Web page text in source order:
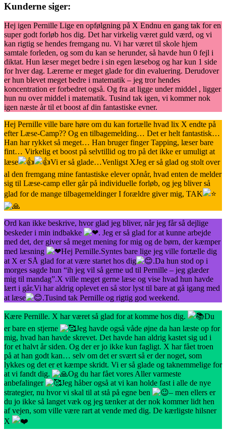
Kunderne siger:
Hej igen Pernille Lige en opfølgning på X Endnu en gang tak for en
super godt forløb hos dig. Det har virkelig været guld værd, og vi
kan rigtig se hendes fremgang nu. Vi har været til skole hjem
samtale forleden, og som du kan se herunder, så havde hun 0 fejl i
diktat. Hun læser meget bedre i sin egen læsebog og har kun 1 side
for hver dag. Lærerne er meget glade for din evaluering. Derudover
er hun blevet meget bedre i matematik – jeg tror hendes
koncentration er forbedret også. Og fra at ligge under middel , ligger
hun nu over middel i matematik. Tusind tak igen, vi kommer nok
igen næste år til et boost af din fantastiske evner.
Hej Pernille ville bare høre om du kan fortælle hvad lix X endte på
efter Læse-Camp?? Og en tilbagemelding… Det er helt fantastisk…
Han har rykket så meget… Han bruger finger Tapping, læser bare
fint… Virkelig et boost på selvtillid og tro på det ikke er umuligt at
læse
Vi er så glade…Venligst XJeg er så glad og stolt over
al den fremgang mine fantastiske elever opnår, hvad enten de melder
sig til Læse-camp eller går på individuelle forløb, og jeg bliver så
glad for de mange tilbagemeldinger I forældre giver mig, TAK
Ord kan ikke beskrive, hvor glad jeg bliver, når jeg får så dejlige
beskeder i min indbakke
. Jeg er så glad for at kunne arbejde
med det, der giver så meget mening for mig og de børn, der kæmper
med læsning
Hej Pernille.Syntes bare lige jeg ville fortælle dig
at X er SÅ glad for at være startet hos dig
.Da hun stod op i
morges sagde hun “ih jeg vil så gerne ud til Pernille – jeg glæder
mig til mandag”.X ville meget gerne læse og vise hvad hun havde
lært i går.Vi har aldrig oplevet en så stor lyst til bare at gå igang med
at læse
.Tusind tak Pernille og rigtig god weekend.
Kære Pernille. X har været så glad for at komme hos dig.
Du
er bare en stjerne
Jeg havde også våde øjne da han læste op for
mig, hvad han havde skrevet. Det havde han aldrig kastet sig ud i
for et halvt år siden. Og der er jo ikke kun fagligt. X har fået troen
på at han godt kan… selv om det er svært så er der noget, som
lykkes og det er et kæmpe skridt. Vi er så glade og taknemmelige for
at vi fandt dig.
Og du har fået vores Aller varmeste
anbefalinger
Jeg håber også at vi kan holde fast i alle de nye
strategier, nu hvor vi skal til at stå på egne ben
– men ellers er
du jo ikke så langet væk og jeg tænker at der nok kommer lidt hen
af vejen, som ville være rart at vende med dig. De kærligste hilsner
X